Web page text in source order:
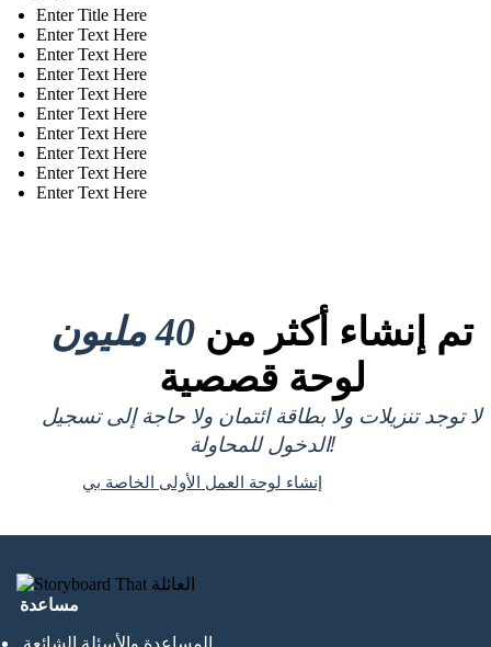
Enter Title Here
Enter Text Here
Enter Text Here
Enter Text Here
Enter Text Here
Enter Text Here
Enter Text Here
Enter Text Here
Enter Text Here
Enter Text Here
تم إنشاء أكثر من 40 مليون
لوحة قصصية
لا توجد تنزيلات ولا بطاقة ائتمان ولا حاجة إلى تسجيل
الدخول للمحاولة!
إنشاء لوحة العمل الأولى الخاصة بي
مساعدة
المساعدة والأسئلة الشائعة